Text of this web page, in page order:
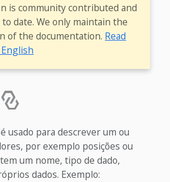
is community contributed and
date. We only maintain the
of the documentation. Read
usado para descrever um ou
por exemplo posições ou
um nome, tipo de dado,
dados. Exemplo: